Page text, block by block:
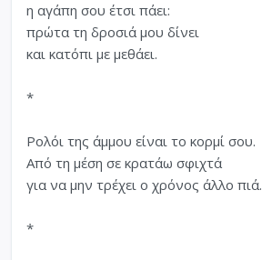
η αγάπη σου έτσι πάει:
πρώτα τη δροσιά μου δίνει
και κατόπι με μεθάει.
*
Ρολόι της άμμου είναι το κορμί σου.
Από τη μέση σε κρατάω σφιχτά
για να μην τρέχει ο χρόνος άλλο πιά.
*